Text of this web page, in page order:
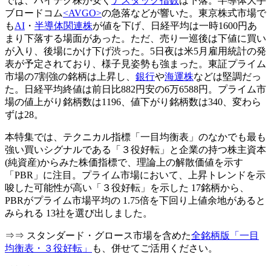
ブロードコム<AVGO>の急落などが響いた。東京株式市場で
もAI ・ 半導体関連株が値を下げ、日経平均は一時1600円あ
まり下落する場面があった。ただ、売り一巡後は下値に買い
が入り、後場にかけ下げ渋った。5日夜は米5月雇用統計の発
表が予定されており、様子見姿勢も強まった。東証プライム
市場の7割強の銘柄は上昇し、 銀行や海運株などは堅調だっ
た。日経平均終値は前日比882円安の6万6588円。プライム市
場の値上がり銘柄数は1196、値下がり銘柄数は340、変わら
ずは28。
本特集では、テクニカル指標「一目均衡表」のなかでも最も
強い買いシグナルである「３役好転」と企業の持つ株主資本
(純資産)からみた株価指標で、理論上の解散価値を示す
「PBR」に注目。プライム市場において、上昇トレンドを示
唆した可能性が高い「３役好転」を示した 17銘柄から、
PBRがプライム市場平均の 1.75倍を下回り上値余地があると
みられる 13社を選び出しました。
⇒⇒ スタンダード・グロース市場を含めた全銘柄版「一目
均衡表・３役好転」
も、併せてご活用ください。